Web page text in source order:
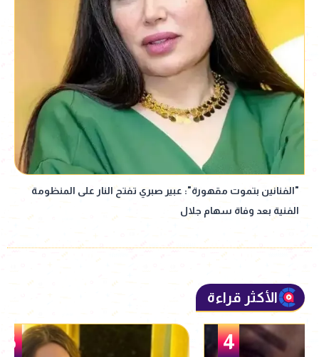
"الفنانين بتموت مقهورة": عبير صبري تفتح النار على المنظومة
الفنية بعد وفاة سهام جلال
الأكثر قراءة